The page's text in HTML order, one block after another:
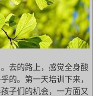
去的路上，感觉全身酸
的。第一天培训下来，
子们的机会，一方面又